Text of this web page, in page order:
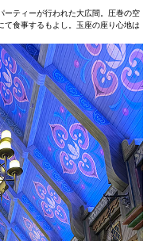
ーティーが行われた大広間。圧巻の空
て食事するもよし。玉座の座り心地は